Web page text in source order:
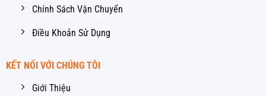
Chính Sách Vận Chuyển
Điều Khoản Sử Dụng
KẾT NỐI VỚI CHÚNG TÔI
Giới Thiệu